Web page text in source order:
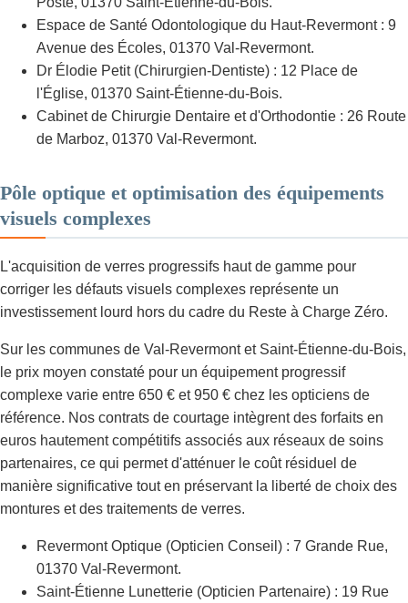
Espace de Santé Odontologique du Haut-Revermont : 9
Avenue des Écoles, 01370 Val-Revermont.
Dr Élodie Petit (Chirurgien-Dentiste) : 12 Place de
l'Église, 01370 Saint-Étienne-du-Bois.
Cabinet de Chirurgie Dentaire et d'Orthodontie : 26 Route
de Marboz, 01370 Val-Revermont.
Pôle optique et optimisation des équipements
visuels complexes
L'acquisition de verres progressifs haut de gamme pour
corriger les défauts visuels complexes représente un
investissement lourd hors du cadre du Reste à Charge Zéro.
Sur les communes de Val-Revermont et Saint-Étienne-du-Bois,
le prix moyen constaté pour un équipement progressif
complexe varie entre 650 € et 950 € chez les opticiens de
référence. Nos contrats de courtage intègrent des forfaits en
euros hautement compétitifs associés aux réseaux de soins
partenaires, ce qui permet d'atténuer le coût résiduel de
manière significative tout en préservant la liberté de choix des
montures et des traitements de verres.
Revermont Optique (Opticien Conseil) : 7 Grande Rue,
01370 Val-Revermont.
Saint-Étienne Lunetterie (Opticien Partenaire) : 19 Rue